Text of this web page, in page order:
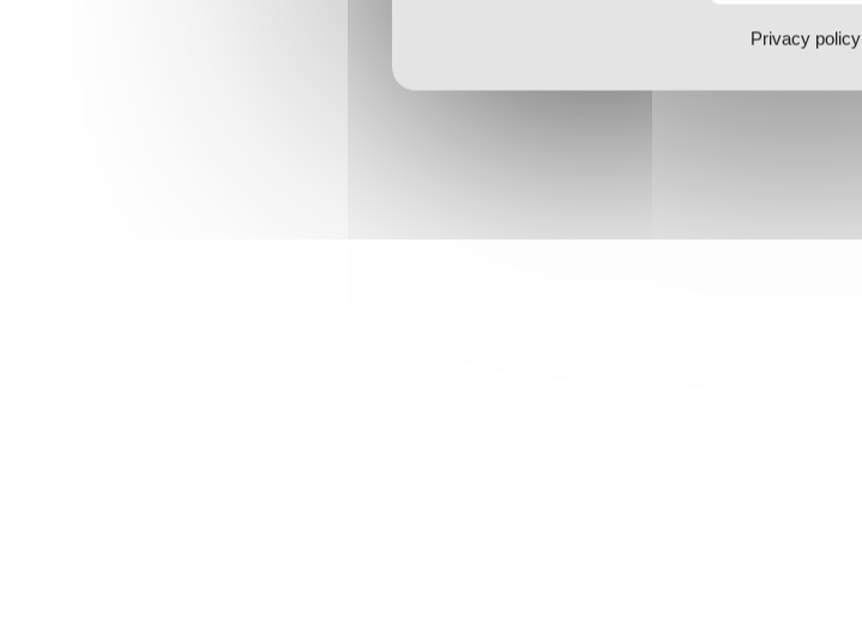
Privacy policy